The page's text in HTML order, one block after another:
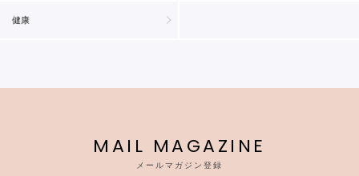
健康
MAIL MAGAZINE
メールマガジン登録